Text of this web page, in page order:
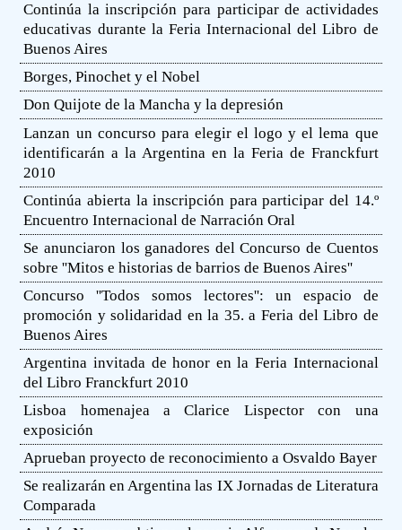
Continúa la inscripción para participar de actividades
educativas durante la Feria Internacional del Libro de
Buenos Aires
Borges, Pinochet y el Nobel
Don Quijote de la Mancha y la depresión
Lanzan un concurso para elegir el logo y el lema que
identificarán a la Argentina en la Feria de Franckfurt
2010
Continúa abierta la inscripción para participar del 14.º
Encuentro Internacional de Narración Oral
Se anunciaron los ganadores del Concurso de Cuentos
sobre ''Mitos e historias de barrios de Buenos Aires''
Concurso ''Todos somos lectores'': un espacio de
promoción y solidaridad en la 35. a Feria del Libro de
Buenos Aires
Argentina invitada de honor en la Feria Internacional
del Libro Franckfurt 2010
Lisboa homenajea a Clarice Lispector con una
exposición
Aprueban proyecto de reconocimiento a Osvaldo Bayer
Se realizarán en Argentina las IX Jornadas de Literatura
Comparada